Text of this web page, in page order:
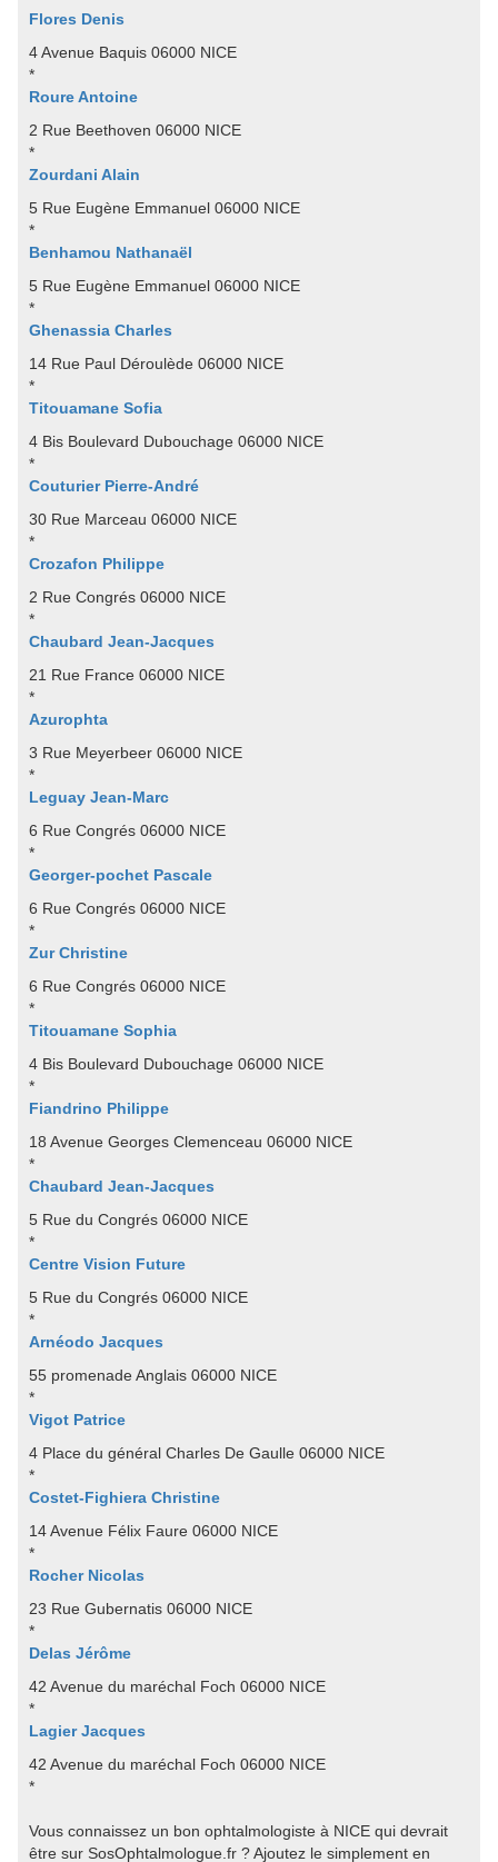
Flores Denis
4 Avenue Baquis 06000 NICE
*
Roure Antoine
2 Rue Beethoven 06000 NICE
*
Zourdani Alain
5 Rue Eugène Emmanuel 06000 NICE
*
Benhamou Nathanaël
5 Rue Eugène Emmanuel 06000 NICE
*
Ghenassia Charles
14 Rue Paul Déroulède 06000 NICE
*
Titouamane Sofia
4 Bis Boulevard Dubouchage 06000 NICE
*
Couturier Pierre-André
30 Rue Marceau 06000 NICE
*
Crozafon Philippe
2 Rue Congrés 06000 NICE
*
Chaubard Jean-Jacques
21 Rue France 06000 NICE
*
Azurophta
3 Rue Meyerbeer 06000 NICE
*
Leguay Jean-Marc
6 Rue Congrés 06000 NICE
*
Georger-pochet Pascale
6 Rue Congrés 06000 NICE
*
Zur Christine
6 Rue Congrés 06000 NICE
*
Titouamane Sophia
4 Bis Boulevard Dubouchage 06000 NICE
*
Fiandrino Philippe
18 Avenue Georges Clemenceau 06000 NICE
*
Chaubard Jean-Jacques
5 Rue du Congrés 06000 NICE
*
Centre Vision Future
5 Rue du Congrés 06000 NICE
*
Arnéodo Jacques
55 promenade Anglais 06000 NICE
*
Vigot Patrice
4 Place du général Charles De Gaulle 06000 NICE
*
Costet-Fighiera Christine
14 Avenue Félix Faure 06000 NICE
*
Rocher Nicolas
23 Rue Gubernatis 06000 NICE
*
Delas Jérôme
42 Avenue du maréchal Foch 06000 NICE
*
Lagier Jacques
42 Avenue du maréchal Foch 06000 NICE
*
Vous connaissez un bon ophtalmologiste à NICE qui devrait
être sur SosOphtalmologue.fr ? Ajoutez le simplement en